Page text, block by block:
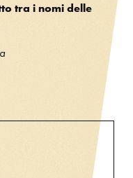
tra i nomi delle